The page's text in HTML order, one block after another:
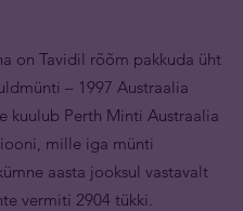
on Tavidil rõõm pakkuda üht
­– 1997 Austraalia
kuulub Perth Minti Austraalia
mille iga münti
aasta jooksul vastavalt
vermiti 2904 tükki.